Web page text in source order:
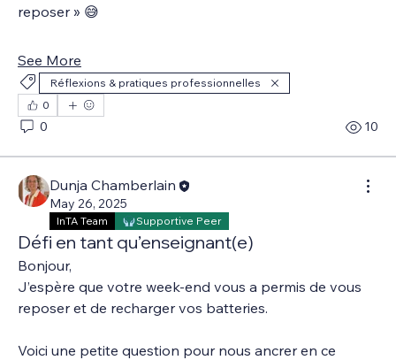
reposer » 😅
See More
Réflexions & pratiques professionnelles
0
0 10
Dunja Chamberlain
May 26, 2025
InTA Team Supportive Peer
Défi en tant qu’enseignant(e)
Bonjour,
J’espère que votre week-end vous a permis de vous
reposer et de recharger vos batteries.
Voici une petite question pour nous ancrer en ce